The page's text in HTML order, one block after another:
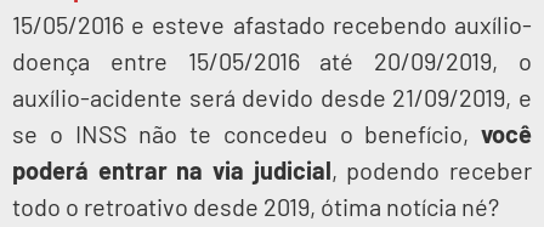
15/05/2016 e esteve afastado recebendo auxílio-
doença entre 15/05/2016 até 20/09/2019, o
auxílio-acidente será devido desde 21/09/2019, e
se o INSS não te concedeu o benefício, você
poderá entrar na via judicial, podendo receber
todo o retroativo desde 2019, ótima notícia né?